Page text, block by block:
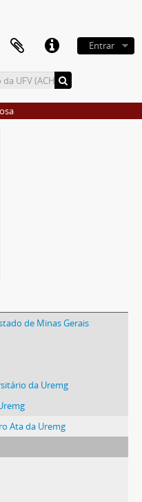
Entrar
de Minas Gerais
da Uremg
Ata da Uremg